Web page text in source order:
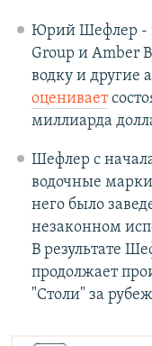
Юрий Шефлер -
Group и Amber
водку и другие
оценивает
миллиарда
Шефлер с
водочные
него было
незаконном
В результате
продолжает
"Столи" за